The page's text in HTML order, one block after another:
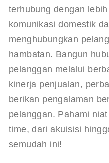
terhubung dengan
komunikasi domestik
menghubungkan
hambatan. Bangun
pelanggan melalui
kinerja penjualan,
berikan pengalaman
pelanggan. Pahami
time, dari akuisisi
semudah ini!